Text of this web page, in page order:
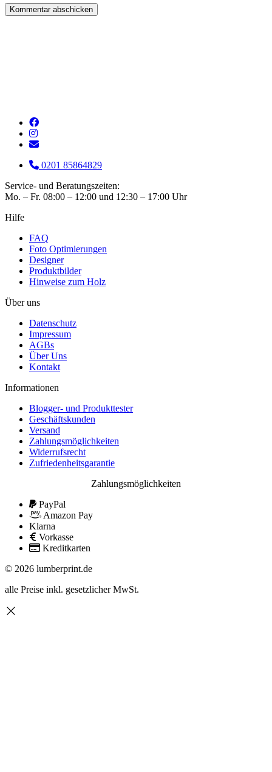
0201 85864829
Service- und Beratungszeiten:
Mo. – Fr. 08:00 – 12:00 und 12:30 – 17:00 Uhr
Hilfe
FAQ
Foto Optimierungen
Designer
Produktbilder
Hinweise zum Holz
Über uns
Datenschutz
Impressum
AGBs
Über Uns
Kontakt
Informationen
Blogger- und Produkttester
Geschäftskunden
Versand
Zahlungsmöglichkeiten
Widerrufsrecht
Zufriedenheitsgarantie
Zahlungsmöglichkeiten
PayPal
Amazon Pay
Klarna
Vorkasse
Kreditkarten
© 2026 lumberprint.de
alle Preise inkl. gesetzlicher MwSt.